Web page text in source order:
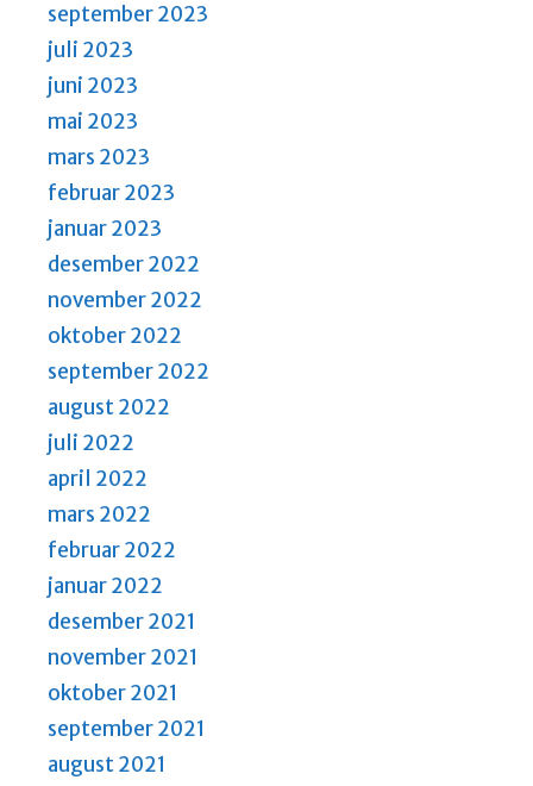
september 2023
juli 2023
juni 2023
mai 2023
mars 2023
februar 2023
januar 2023
desember 2022
november 2022
oktober 2022
september 2022
august 2022
juli 2022
april 2022
mars 2022
februar 2022
januar 2022
desember 2021
november 2021
oktober 2021
september 2021
august 2021